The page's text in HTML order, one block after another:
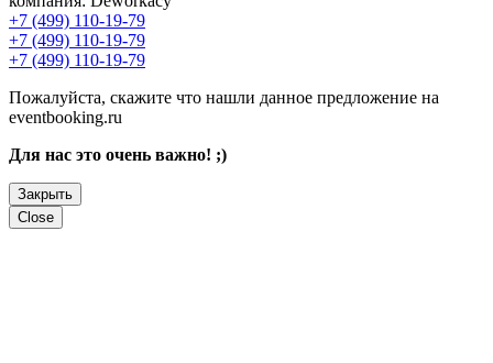
+7 (499) 110-19-79
+7 (499) 110-19-79
+7 (499) 110-19-79
Пожалуйста, скажите что нашли данное предложение на
eventbooking.ru
Для нас это очень важно! ;)
Закрыть
Close